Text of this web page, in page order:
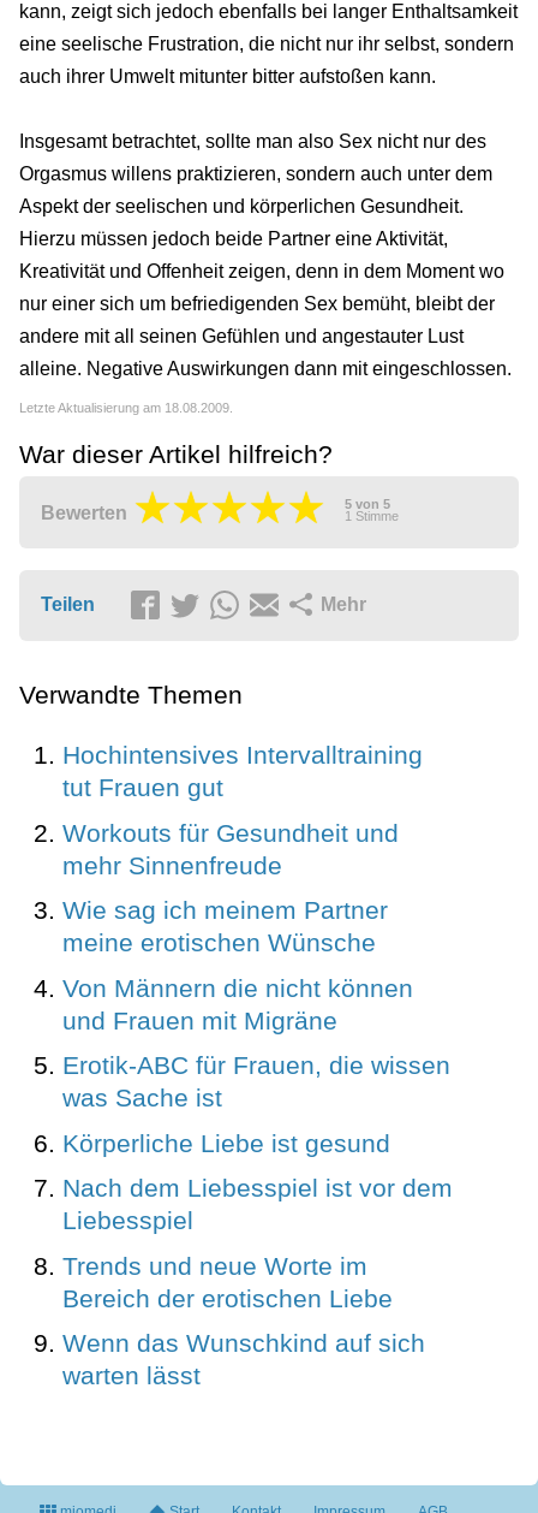
kann, zeigt sich jedoch ebenfalls bei langer Enthaltsamkeit
eine seelische Frustration, die nicht nur ihr selbst, sondern
auch ihrer Umwelt mitunter bitter aufstoßen kann.
Insgesamt betrachtet, sollte man also Sex nicht nur des
Orgasmus willens praktizieren, sondern auch unter dem
Aspekt der seelischen und körperlichen Gesundheit.
Hierzu müssen jedoch beide Partner eine Aktivität,
Kreativität und Offenheit zeigen, denn in dem Moment wo
nur einer sich um befriedigenden Sex bemüht, bleibt der
andere mit all seinen Gefühlen und angestauter Lust
alleine. Negative Auswirkungen dann mit eingeschlossen.
Letzte Aktualisierung am 18.08.2009.
War dieser Artikel hilfreich?
Bewerten 5 von 5
1 Stimme
Teilen Mehr
Verwandte Themen
Hochintensives Intervalltraining
tut Frauen gut
Workouts für Gesundheit und
mehr Sinnenfreude
Wie sag ich meinem Partner
meine erotischen Wünsche
Von Männern die nicht können
und Frauen mit Migräne
Erotik-ABC für Frauen, die wissen
was Sache ist
Körperliche Liebe ist gesund
Nach dem Liebesspiel ist vor dem
Liebesspiel
Trends und neue Worte im
Bereich der erotischen Liebe
Wenn das Wunschkind auf sich
warten lässt